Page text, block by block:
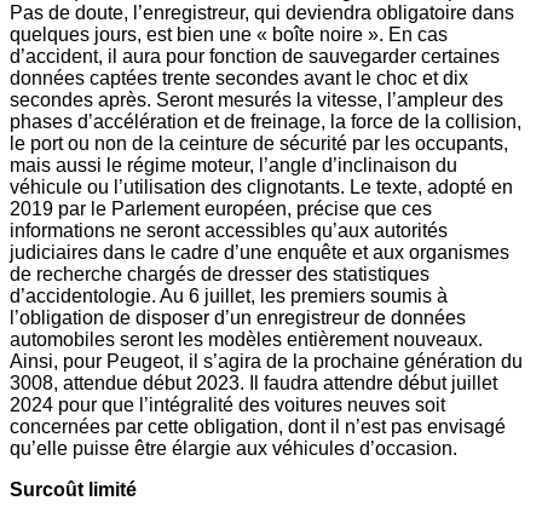
Pas de doute, l’enregistreur, qui deviendra obligatoire dans
quelques jours, est bien une « boîte noire ». En cas
d’accident, il aura pour fonction de sauvegarder certaines
données captées trente secondes avant le choc et dix
secondes après. Seront mesurés la vitesse, l’ampleur des
phases d’accélération et de freinage, la force de la collision,
le port ou non de la ceinture de sécurité par les occupants,
mais aussi le régime moteur, l’angle d’inclinaison du
véhicule ou l’utilisation des clignotants. Le texte, adopté en
2019 par le Parlement européen, précise que ces
informations ne seront accessibles qu’aux autorités
judiciaires dans le cadre d’une enquête et aux organismes
de recherche chargés de dresser des statistiques
d’accidentologie. Au 6 juillet, les premiers soumis à
l’obligation de disposer d’un enregistreur de données
automobiles seront les modèles entièrement nouveaux.
Ainsi, pour Peugeot, il s’agira de la prochaine génération du
3008, attendue début 2023. Il faudra attendre début juillet
2024 pour que l’intégralité des voitures neuves soit
concernées par cette obligation, dont il n’est pas envisagé
qu’elle puisse être élargie aux véhicules d’occasion.
Surcoût limité